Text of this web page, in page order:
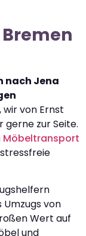
nach Jena
wir von Ernst
gerne zur Seite.
Möbeltransport
von
Wert auf
und